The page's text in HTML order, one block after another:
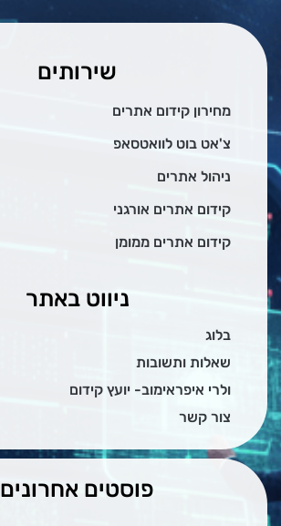
שירותים
מחירון קידום אתרים
צ'אט בוט לוואטסאפ
ניהול אתרים
קידום אתרים אורגני
קידום אתרים ממומן
ניווט באתר
בלוג
שאלות ותשובות
ולרי איפראימוב- יועץ קידום
צור קשר
פוסטים אחרונים